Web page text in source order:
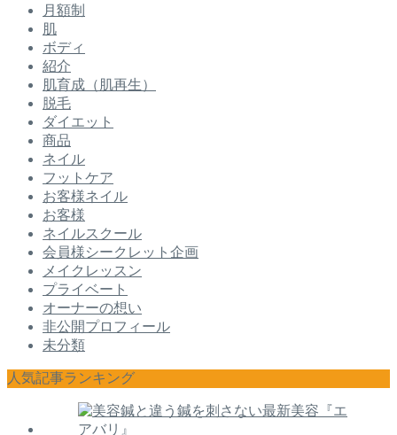
月額制
肌
ボディ
紹介
肌育成（肌再生）
脱毛
ダイエット
商品
ネイル
フットケア
お客様ネイル
お客様
ネイルスクール
会員様シークレット企画
メイクレッスン
プライベート
オーナーの想い
非公開プロフィール
未分類
人気記事ランキング